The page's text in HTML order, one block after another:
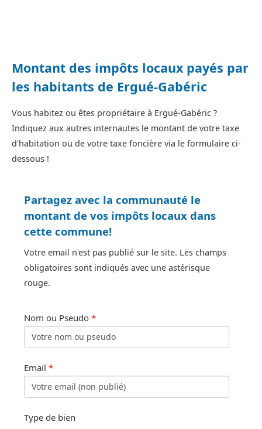
Montant des impôts locaux payés par
les habitants de Ergué-Gabéric
Vous habitez ou êtes propriétaire à Ergué-Gabéric ?
Indiquez aux autres internautes le montant de votre taxe
d'habitation ou de votre taxe foncière via le formulaire ci-
dessous !
Partagez avec la communauté le
montant de vos impôts locaux dans
cette commune!
Votre email n'est pas publié sur le site. Les champs
obligatoires sont indiqués avec une astérisque
rouge.
Nom ou Pseudo *
Email *
Type de bien